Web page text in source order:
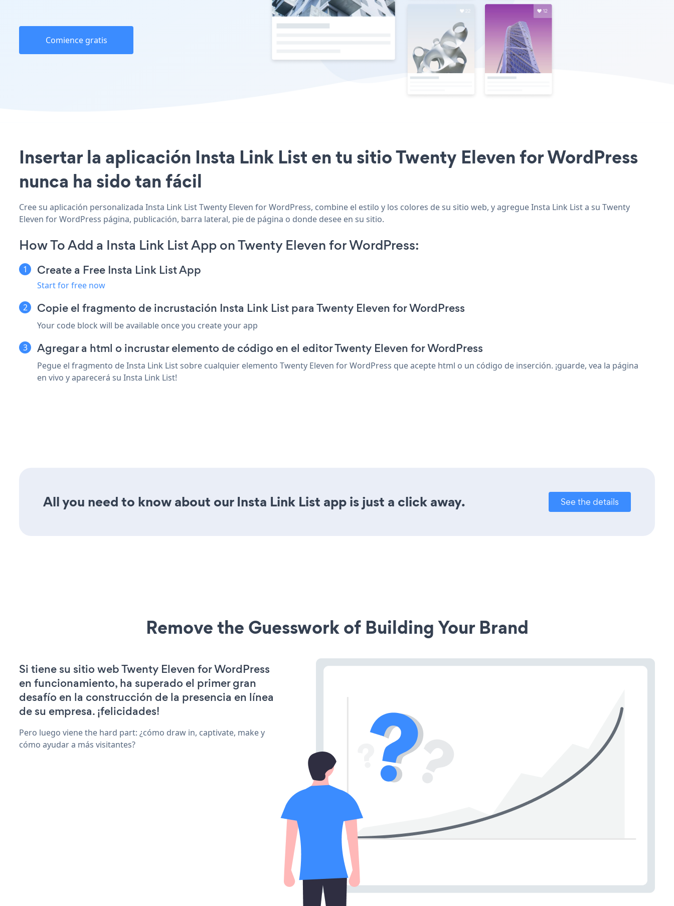
Comience gratis
Insertar la aplicación Insta Link List en tu sitio Twenty Eleven for WordPress
nunca ha sido tan fácil
Cree su aplicación personalizada Insta Link List Twenty Eleven for WordPress, combine el estilo y los colores de su sitio web, y agregue Insta Link List a su Twenty
Eleven for WordPress página, publicación, barra lateral, pie de página o donde desee en su sitio.
How To Add a Insta Link List App on Twenty Eleven for WordPress:
Create a Free Insta Link List App
Start for free now
Copie el fragmento de incrustación Insta Link List para Twenty Eleven for WordPress
Your code block will be available once you create your app
Agregar a html o incrustar elemento de código en el editor Twenty Eleven for WordPress
Pegue el fragmento de Insta Link List sobre cualquier elemento Twenty Eleven for WordPress que acepte html o un código de inserción. ¡guarde, vea la página
en vivo y aparecerá su Insta Link List!
All you need to know about our Insta Link List app is just a click away. See the details
Remove the Guesswork of Building Your Brand
Si tiene su sitio web Twenty Eleven for WordPress
en funcionamiento, ha superado el primer gran
desafío en la construcción de la presencia en línea
de su empresa. ¡felicidades!
Pero luego viene the hard part: ¿cómo draw in, captivate, make y
cómo ayudar a más visitantes?